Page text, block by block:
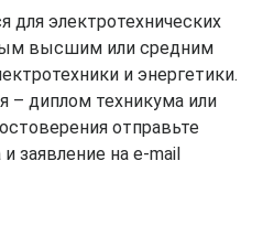
для электротехнических
высшим или средним
и энергетики.
– диплом техникума или
отправьте
заявление на e-mail